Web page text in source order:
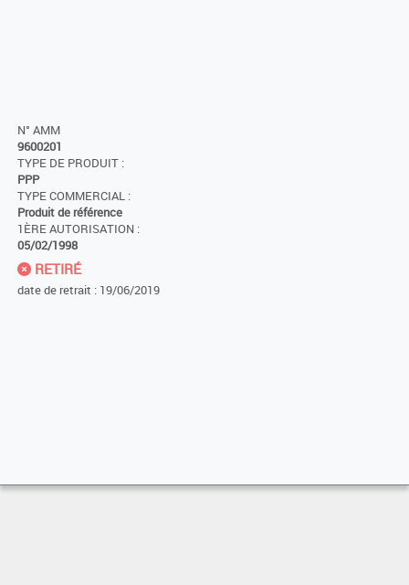
N° AMM
9600201
TYPE DE PRODUIT :
PPP
TYPE COMMERCIAL :
Produit de référence
1ÈRE AUTORISATION :
05/02/1998
RETIRÉ
date de retrait : 19/06/2019